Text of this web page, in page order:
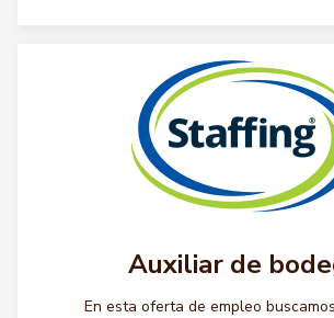
Auxiliar de
En esta oferta de empleo